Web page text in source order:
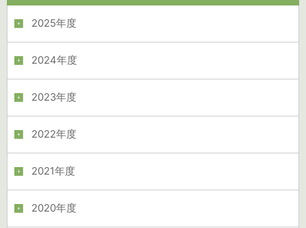
2025年度
2024年度
2023年度
2022年度
2021年度
2020年度